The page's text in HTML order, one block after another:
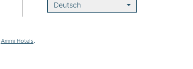
Deutsch
Ammi Hotels.